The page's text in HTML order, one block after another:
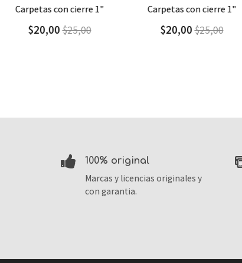
Agregar Detalle
carpetas con cierre 1"
$20,00$25,00
Agregar Detalle
cartuchera triangular
$9,30$13,29
100% original
Marcas y licencias originales y
con garantia.